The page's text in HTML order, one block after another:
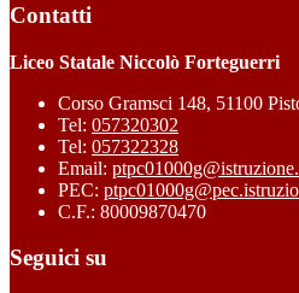
Contatti
Liceo Statale Niccolò Forteguerri
Corso Gramsci 148, 51100
Tel: 057320302
Tel: 057322328
Email:
PEC:
C.F.: 80009870470
Seguici su